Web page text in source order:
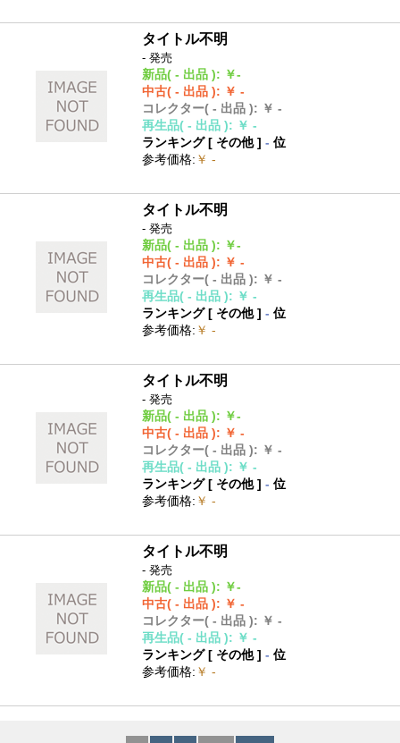
タイトル不明
- 発売
新品( - 出品 ): ￥-
中古( - 出品 ): ￥ -
コレクター( - 出品 ): ￥ -
再生品( - 出品 ): ￥ -
ランキング [ その他]- 位
参考価格: ￥ -
タイトル不明
- 発売
新品( - 出品 ): ￥-
中古( - 出品 ): ￥ -
コレクター( - 出品 ): ￥ -
再生品( - 出品 ): ￥ -
ランキング [ その他]- 位
参考価格: ￥ -
タイトル不明
- 発売
新品( - 出品 ): ￥-
中古( - 出品 ): ￥ -
コレクター( - 出品 ): ￥ -
再生品( - 出品 ): ￥ -
ランキング [ その他]- 位
参考価格: ￥ -
タイトル不明
- 発売
新品( - 出品 ): ￥-
中古( - 出品 ): ￥ -
コレクター( - 出品 ): ￥ -
再生品( - 出品 ): ￥ -
ランキング [ その他]- 位
参考価格: ￥ -